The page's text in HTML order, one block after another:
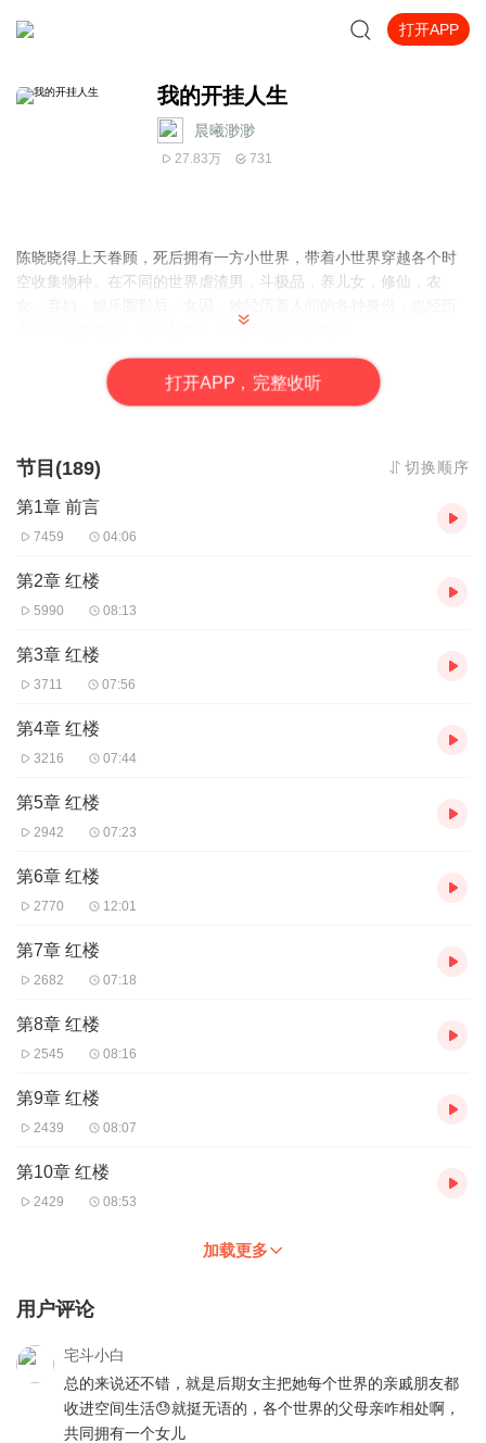
打开APP
我的开挂人生
晨曦渺渺
27.83万 731
陈晓晓得上天眷顾，死后拥有一方小世界，带着小世界穿越各个时
空收集物种。在不同的世界虐渣男，斗极品，养儿女，修仙，农
着各种悲欢离合。内容标签： 随身空间 快穿 爽文
打开APP，完整收听
节目(189) 切换顺序
第1章 前言
7459 04:06
第2章 红楼
5990 08:13
第3章 红楼
3711 07:56
第4章 红楼
3216 07:44
第5章 红楼
2942 07:23
第6章 红楼
2770 12:01
第7章 红楼
2682 07:18
第8章 红楼
2545 08:16
第9章 红楼
2439 08:07
第10章 红楼
2429 08:53
加载更多
用户评论
宅斗小白
总的来说还不错，就是后期女主把她每个世界的亲戚朋友都
收进空间生活😓就挺无语的，各个世界的父母亲咋相处啊，
共同拥有一个女儿